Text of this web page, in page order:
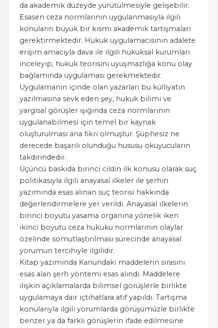
da akademik düzeyde yürütülmesiyle gelişebilir.
Esasen ceza normlarının uygulanmasıyla ilgili
konuların büyük bir kısmı akademik tartışmaları
gerektirmektedir. Hukuk uygulamacısının adalete
erişim amacıyla dava ile ilgili hukuksal kurumları
inceleyip, hukuk teorisini uyuşmazlığa konu olay
bağlamında uygulaması gerekmektedir.
Uygulamanın içinde olan yazarları bu külliyatın
yazılmasına sevk eden şey, hukuk bilimi ve
yargısal görüşler ışığında ceza normlarının
uygulanabilmesi için temel bir kaynak
oluşturulması ana fikri olmuştur. Şüphesiz ne
derecede başarılı olunduğu hususu okuyucuların
takdirindedir.
Üçüncü baskıda birinci cildin ilk konusu olarak suç
politikasıyla ilgili anayasal ilkeler ile şerhin
yazımında esas alınan suç teorisi hakkında
değerlendirmelere yer verildi. Anayasal ilkelerin
birinci boyutu yasama organına yönelik iken
ikinci boyutu ceza hukuku normlarının olaylar
özelinde somutlaştırılması sürecinde anayasal
yorumun tercihiyle ilgilidir.
Kitap yazımında Kanundaki maddelerin sırasını
esas alan şerh yöntemi esas alındı. Maddelere
ilişkin açıklamalarda bilimsel görüşlerle birlikte
uygulamaya dair içtihatlara atıf yapıldı. Tartışma
konularıyla ilgili yorumlarda görüşümüzle birlikte
benzer ya da farklı görüşlerin ifade edilmesine